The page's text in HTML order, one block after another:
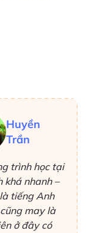
Huyền
Trần
trình học tại
khá nhanh –
tiếng Anh
may là
ở đây có